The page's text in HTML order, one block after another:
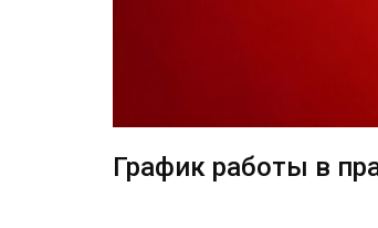
График работы в